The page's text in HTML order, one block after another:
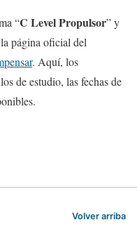
“C Level Propulsor” y
página oficial del
. Aquí, los
de estudio, las fechas de
Volver arriba